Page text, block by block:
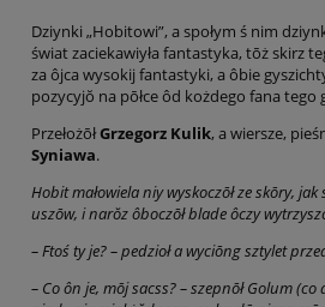
Dziynki „Hobitowi”, a społym ś nim
świat zaciekawiyła fantastyka, tōż skirz
za ôjca wysokij fantastyki, a ôbie
pozycyjŏ na pōłce ôd kożdego fana tego
PrzełożōłGrzegorz Kulik, a wiersze,
Syniawa.
Hobit małowiela niy wyskoczōł ze skōry,
uszōw, i narŏz ôboczōł blade ôczy
– Ftoś ty je? – pedzioł a wyciōng sztylet
– Co ôn je, mōj sacss? – szepnōł Golum